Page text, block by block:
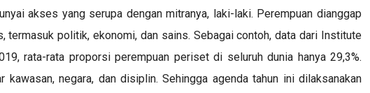
akses yang serupa dengan mitranya, laki-laki. Perempuan dianggap
termasuk politik, ekonomi, dan sains. Sebagai contoh, data dari Institute
rata-rata proporsi perempuan periset di seluruh dunia hanya 29,3%.
kawasan, negara, dan disiplin.Sehingga agenda tahun ini dilaksanakan